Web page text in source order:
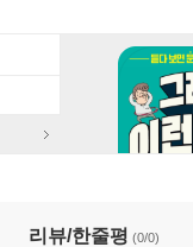
리뷰/한줄평 (0/0)